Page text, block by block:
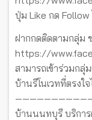
ปุ่ม Like กด Follow
ฝากกดติดตามกลุ่ม
https://
สามารถเข้าร่วมกลุ่
บ้านรีโนเวทที่ตรงใจ
บ้านนนทบุรี บริการ